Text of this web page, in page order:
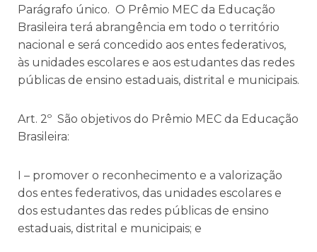
Parágrafo único. O Prêmio MEC da Educação
Brasileira terá abrangência em todo o território
nacional e será concedido aos entes federativos,
às unidades escolares e aos estudantes das redes
públicas de ensino estaduais, distrital e municipais.
Art. 2º São objetivos do Prêmio MEC da Educação
Brasileira:
I – promover o reconhecimento e a valorização
dos entes federativos, das unidades escolares e
dos estudantes das redes públicas de ensino
estaduais, distrital e municipais; e